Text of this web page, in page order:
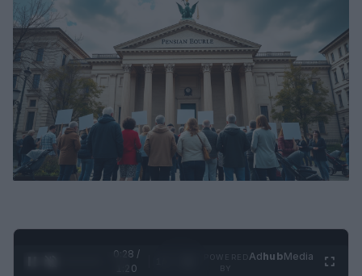
0:29 /
1:20
AdhubMedia